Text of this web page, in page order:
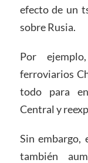
efecto de un
sobre Rusia.
Por
ferroviarios
todo para
Central y
Sin embargo,
también